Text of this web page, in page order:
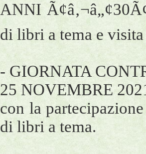
ANNI
di libri a tema e
- GIORNATA
25 NOVEMBRE
con la
di libri a tema.